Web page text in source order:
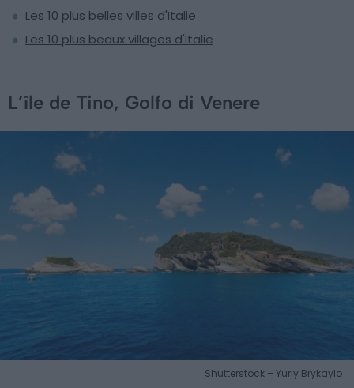
Les 10 plus belles villes d'Italie
Les 10 plus beaux villages d'Italie
L’île de Tino, Golfo di Venere
Shutterstock – Yuriy Brykaylo